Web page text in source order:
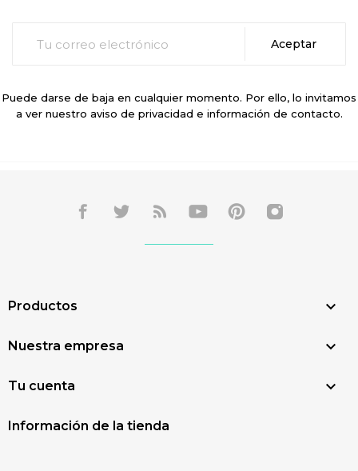
Puede darse de baja en cualquier momento. Por ello, lo invitamos
a ver nuestro aviso de privacidad e información de contacto.
Productos 
Nuestra empresa 
Tu cuenta 
Información de la tienda